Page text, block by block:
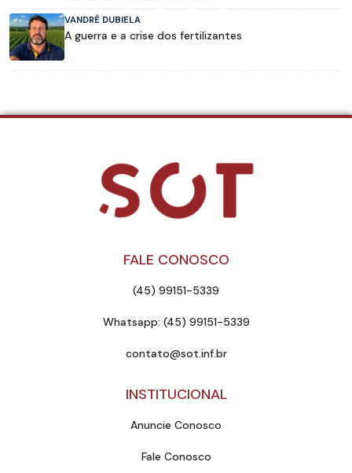
VANDRÉ DUBIELA
A guerra e a crise dos fertilizantes
FALE CONOSCO
(45) 99151-5339
Whatsapp: (45) 99151-5339
contato@sot.inf.br
INSTITUCIONAL
Anuncie Conosco
Fale Conosco